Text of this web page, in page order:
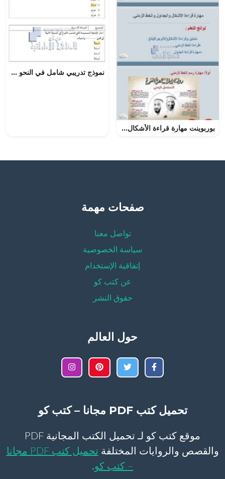
بوربوينت مهارة قراءة الأشكال والجداول والخط الزمني, (اجتماعيات) ملفات مدرسية
نموذج تدريبي شامل في النحو والإملاء اختبار امسات مع الإجابات, (لغة عربية) الثاني عشر العام
صفحات مهمة
تواصل معنا
سياسة الخصوصية
إتفاقية الإستخدام
عن كتب كو
حقوق النشر
حول العالم
تحميل كتب PDF مجانا – كتب كو
موقع كتب كو لـ تحميل الكتب المجانية PDF
والقصص والروايات المختلفة
تحميل كتب PDF مجانا
– كتب كو.